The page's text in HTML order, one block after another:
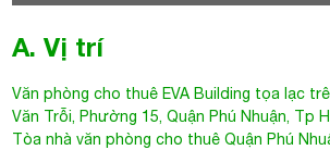
A. Vị trí
Văn phòng cho thuê EVA Building tọa lạc
Văn Trỗi, Phường 15, Quận Phú Nhuận, Tp
Tòa nhà văn phòng cho thuê Quận Phú